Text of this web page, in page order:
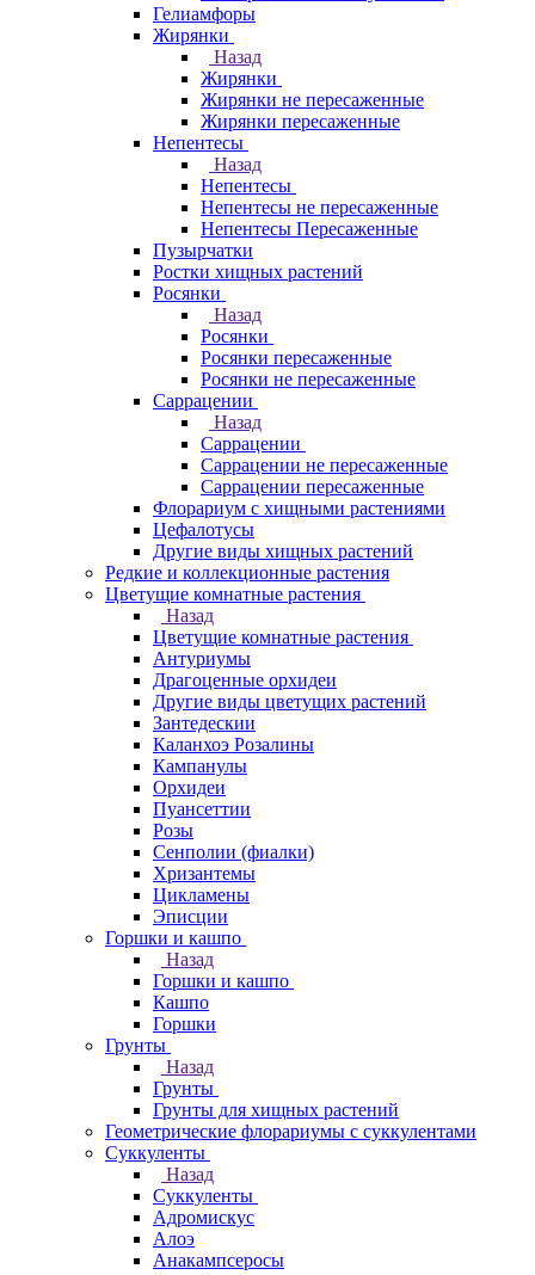
Гелиамфоры
Жирянки
Назад
Жирянки
Жирянки не пересаженные
Жирянки пересаженные
Непентесы
Назад
Непентесы
Непентесы не пересаженные
Непентесы Пересаженные
Пузырчатки
Ростки хищных растений
Росянки
Назад
Росянки
Росянки пересаженные
Росянки не пересаженные
Саррацении
Назад
Саррацении
Саррацении не пересаженные
Саррацении пересаженные
Флорариум с хищными растениями
Цефалотусы
Другие виды хищных растений
Редкие и коллекционные растения
Цветущие комнатные растения
Назад
Цветущие комнатные растения
Антуриумы
Драгоценные орхидеи
Другие виды цветущих растений
Зантедескии
Каланхоэ Розалины
Кампанулы
Орхидеи
Пуансеттии
Розы
Сенполии (фиалки)
Хризантемы
Цикламены
Эписции
Горшки и кашпо
Назад
Горшки и кашпо
Кашпо
Горшки
Грунты
Назад
Грунты
Грунты для хищных растений
Геометрические флорариумы с суккулентами
Суккуленты
Назад
Суккуленты
Адромискус
Алоэ
Анакампсеросы